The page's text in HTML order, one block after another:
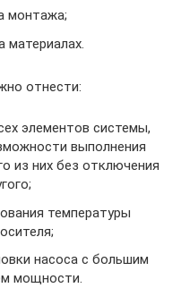
монтажа;
материалах.
отнести:
элементов системы,
выполнения
из них без отключения
температуры
насоса с большим
мощности.